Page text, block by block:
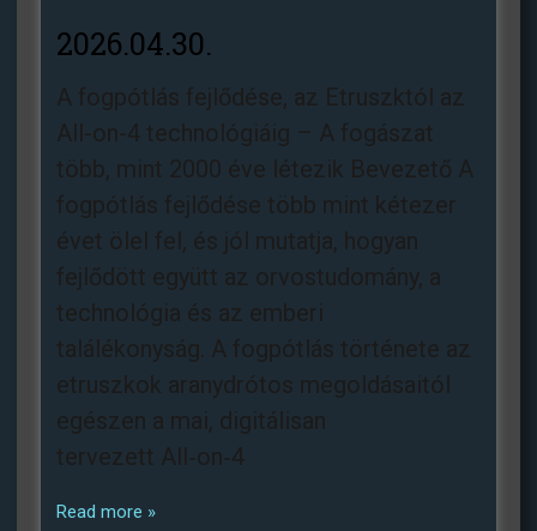
2026.04.30.
A fogpótlás fejlődése, az Etruszktól az
All-on-4 technológiáig – A fogászat
több, mint 2000 éve létezik Bevezető A
fogpótlás fejlődése több mint kétezer
évet ölel fel, és jól mutatja, hogyan
fejlődött együtt az orvostudomány, a
technológia és az emberi
találékonyság. A fogpótlás története az
etruszkok aranydrótos megoldásaitól
egészen a mai, digitálisan
tervezett All‑on‑4
Read more »